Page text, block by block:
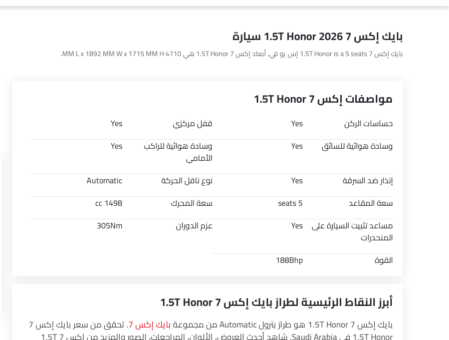
بايك إكس 7 1.5T Honor 2026 سيارة
بايك إكس 7 1.5T Honor is a 5 seats إس يو في. أبعاد إكس 7 1.5T Honor هي 4710 MM L x 1892 MM W x 1715 MM H.
مواصفات إكس 7 1.5T Honor
حساسات الركن Yes قفل مركزي
Yes
وسادة هوائية للسائق
Yes
وسادة هوائية للراكب
الأمامي
Yes
إنذار ضد السرقة Yes نوع ناقل الحركة
Automatic
سعة المقاعد
5 seats سعة المحرك
1498 cc
مساعد تثبيت السيارة على
المنحدرات
Yes عزم الدوران 305Nm
القوة 188Bhp
أبرز النقاط الرئيسية لطراز بايك إكس 7 1.5T Honor
بايك إكس 7 1.5T Honor هو طراز بترول Automatic من مجموعة بايك إكس 7 . تحقق من سعر بايك إكس 7